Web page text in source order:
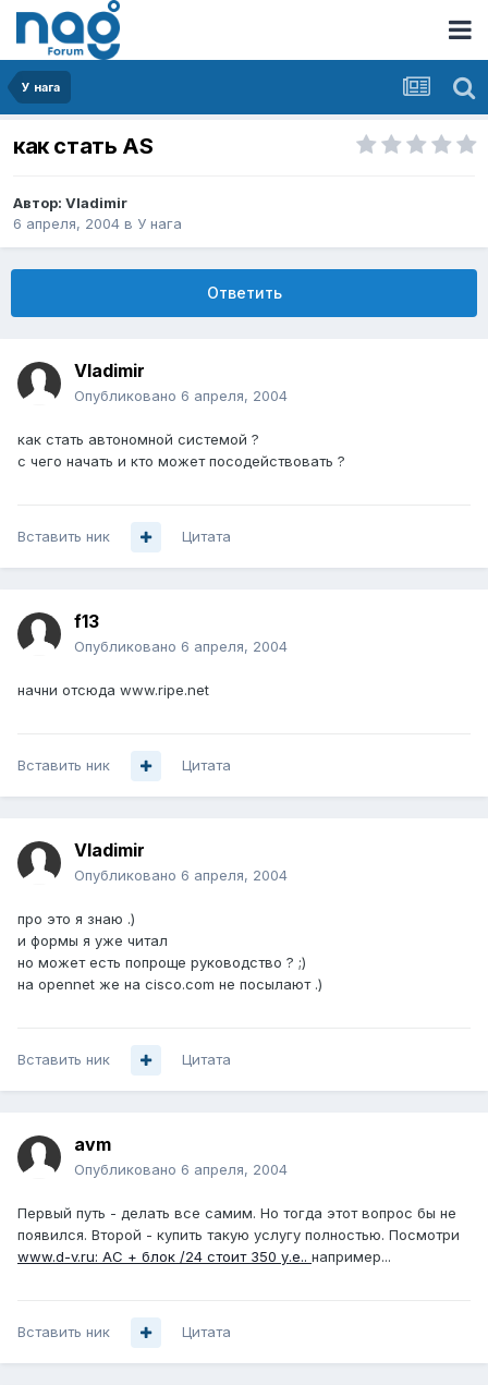
У нага
как стать AS
Автор: Vladimir
6 апреля, 2004 в У нага
Ответить
Vladimir
Опубликовано 6 апреля, 2004
как стать автономной системой ?
с чего начать и кто может посодействовать ?
Вставить ник Цитата
f13
Опубликовано 6 апреля, 2004
начни отсюда www.ripe.net
Вставить ник Цитата
Vladimir
Опубликовано 6 апреля, 2004
про это я знаю .)
и формы я уже читал
но может есть попроще руководство ? ;)
на opennet же на cisco.com не посылают .)
Вставить ник Цитата
avm
Опубликовано 6 апреля, 2004
Первый путь - делать все самим. Но тогда этот вопрос бы не
появился. Второй - купить такую услугу полностью. Посмотри
www.d-v.ru: АС + блок /24 стоит 350 у.е.. например...
Вставить ник Цитата